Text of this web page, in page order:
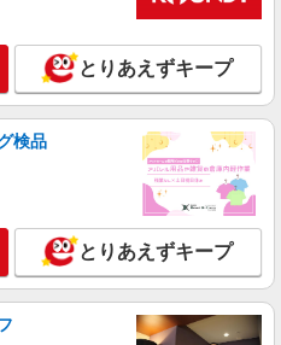
東十条駅▼病院で看護助手▼補
接なし
〜2312円 ＜日払い有/週払い有/交
詳細を見る
とりあえずキープ
検品
とりあえずキープ